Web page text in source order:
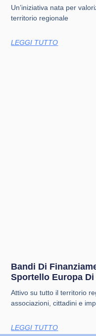
Un’iniziativa nata per
territorio regionale
LEGGI TUTTO
Bandi Di
Sportello Europa
Attivo su tutto il territorio
associazioni, cittadini e
LEGGI TUTTO